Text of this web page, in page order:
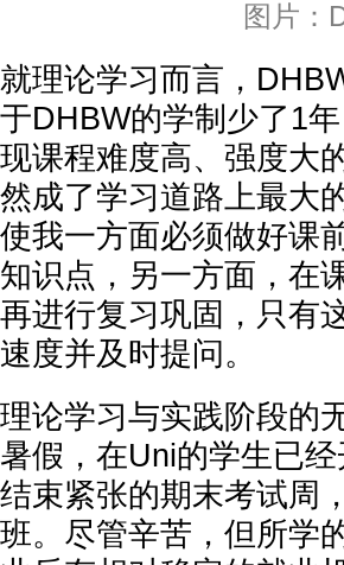
图片：
就理论学习而言，
于DHBW的学制少了1
现课程难度高、强度大
然成了学习道路上最大
使我一方面必须做好课
知识点，另一方面，在
再进行复习巩固，只有
速度并及时提问。
理论学习与实践阶段的
暑假，在Uni的学生已
结束紧张的期末考试周
班。尽管辛苦，但所学